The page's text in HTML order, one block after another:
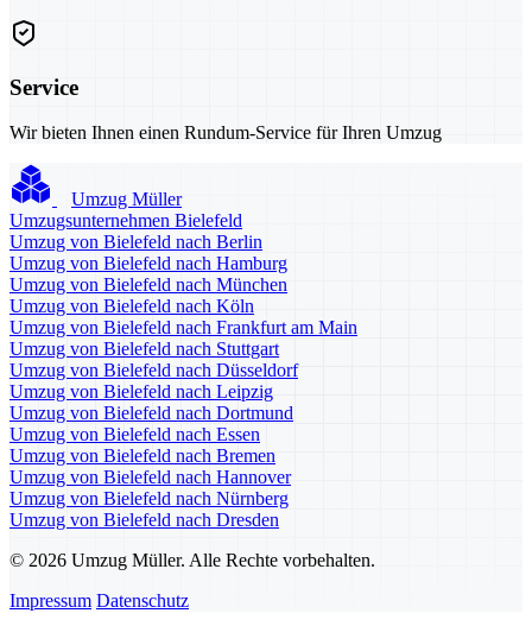
Service
Wir bieten Ihnen einen Rundum-Service für Ihren Umzug
Umzug Müller
Umzugsunternehmen Bielefeld
Umzug von Bielefeld nach Berlin
Umzug von Bielefeld nach Hamburg
Umzug von Bielefeld nach München
Umzug von Bielefeld nach Köln
Umzug von Bielefeld nach Frankfurt am Main
Umzug von Bielefeld nach Stuttgart
Umzug von Bielefeld nach Düsseldorf
Umzug von Bielefeld nach Leipzig
Umzug von Bielefeld nach Dortmund
Umzug von Bielefeld nach Essen
Umzug von Bielefeld nach Bremen
Umzug von Bielefeld nach Hannover
Umzug von Bielefeld nach Nürnberg
Umzug von Bielefeld nach Dresden
© 2026 Umzug Müller. Alle Rechte vorbehalten.
Impressum Datenschutz